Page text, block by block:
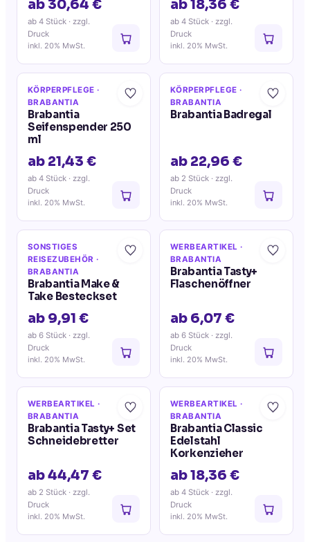
ab 30,64 €
ab 4 Stück · zzgl.
Druck
inkl. 20% MwSt.
ab 18,36 €
ab 4 Stück · zzgl.
Druck
inkl. 20% MwSt.
KÖRPERPFLEGE ·
BRABANTIA
Brabantia
Seifenspender 250
ml
ab 21,43 €
ab 4 Stück · zzgl.
Druck
inkl. 20% MwSt.
KÖRPERPFLEGE ·
BRABANTIA
Brabantia Badregal
ab 22,96 €
ab 2 Stück · zzgl.
Druck
inkl. 20% MwSt.
SONSTIGES
REISEZUBEHÖR ·
BRABANTIA
Brabantia Make &
Take Besteckset
ab 9,91 €
ab 6 Stück · zzgl.
Druck
inkl. 20% MwSt.
WERBEARTIKEL ·
BRABANTIA
Brabantia Tasty+
Flaschenöffner
ab 6,07 €
ab 6 Stück · zzgl.
Druck
inkl. 20% MwSt.
WERBEARTIKEL ·
BRABANTIA
Brabantia Tasty+ Set
Schneidebretter
ab 44,47 €
ab 2 Stück · zzgl.
Druck
inkl. 20% MwSt.
WERBEARTIKEL ·
BRABANTIA
Brabantia Classic
Edelstahl
Korkenzieher
ab 18,36 €
ab 4 Stück · zzgl.
Druck
inkl. 20% MwSt.